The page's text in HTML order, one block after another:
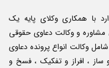
با همکاری وکلای پایه یک
مشاوره و وکالت دعاوی حقوقی
وکالت انواع پرونده دعاوی
، افراز و تفکیک ، فسخ و